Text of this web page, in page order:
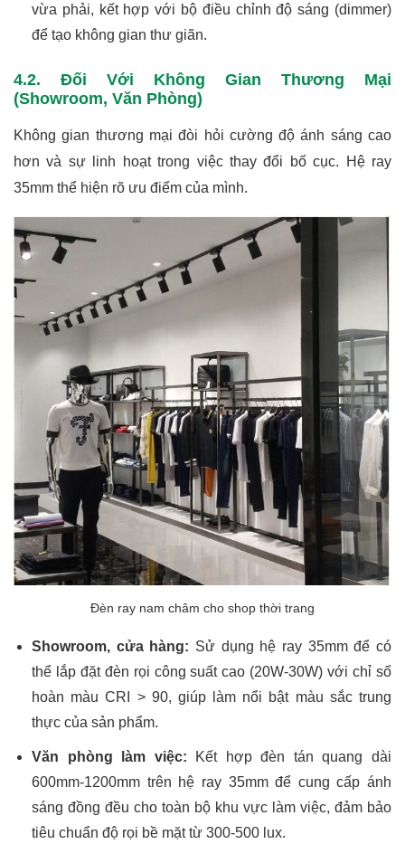
vừa phải, kết hợp với bộ điều chỉnh độ sáng (dimmer)
để tạo không gian thư giãn.
4.2. Đối Với Không Gian Thương Mại
(Showroom, Văn Phòng)
Không gian thương mại đòi hỏi cường độ ánh sáng cao
hơn và sự linh hoạt trong việc thay đổi bố cục. Hệ ray
35mm thể hiện rõ ưu điểm của mình.
Đèn ray nam châm cho shop thời trang
Showroom, cửa hàng: Sử dụng hệ ray 35mm để có
thể lắp đặt đèn rọi công suất cao (20W-30W) với chỉ số
hoàn màu CRI > 90, giúp làm nổi bật màu sắc trung
thực của sản phẩm.
Văn phòng làm việc: Kết hợp đèn tán quang dài
600mm-1200mm trên hệ ray 35mm để cung cấp ánh
sáng đồng đều cho toàn bộ khu vực làm việc, đảm bảo
tiêu chuẩn độ rọi bề mặt từ 300-500 lux.